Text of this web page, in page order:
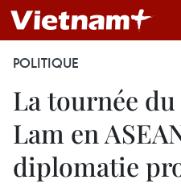
POLITIQUE
La tournée
Lam en
diplomatie